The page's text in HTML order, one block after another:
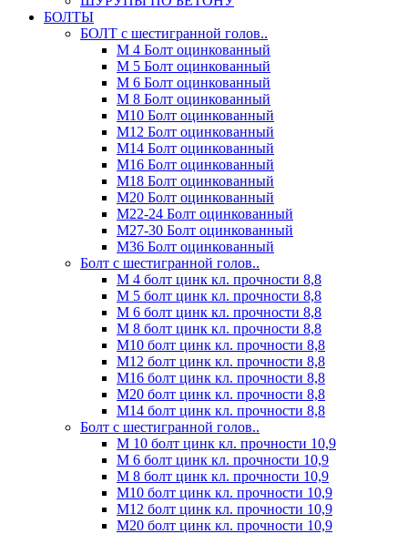
БОЛТЫ
БОЛТ с шестигранной голов..
М 4 Болт оцинкованный
М 5 Болт оцинкованный
М 6 Болт оцинкованный
М 8 Болт оцинкованный
М10 Болт оцинкованный
М12 Болт оцинкованный
М14 Болт оцинкованный
М16 Болт оцинкованный
М18 Болт оцинкованный
М20 Болт оцинкованный
М22-24 Болт оцинкованный
М27-30 Болт оцинкованный
М36 Болт оцинкованный
Болт с шестигранной голов..
М 4 болт цинк кл. прочности 8,8
М 5 болт цинк кл. прочности 8,8
М 6 болт цинк кл. прочности 8,8
М 8 болт цинк кл. прочности 8,8
М10 болт цинк кл. прочности 8,8
М12 болт цинк кл. прочности 8,8
М16 болт цинк кл. прочности 8,8
М20 болт цинк кл. прочности 8,8
М14 болт цинк кл. прочности 8,8
Болт с шестигранной голов..
М 10 болт цинк кл. прочности 10,9
М 6 болт цинк кл. прочности 10,9
М 8 болт цинк кл. прочности 10,9
М10 болт цинк кл. прочности 10,9
М12 болт цинк кл. прочности 10,9
М20 болт цинк кл. прочности 10,9